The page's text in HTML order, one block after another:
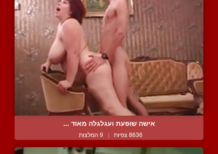
אישה שופעת ועגלגלה מאוד ...
8636 צפיות | 9 המלצות